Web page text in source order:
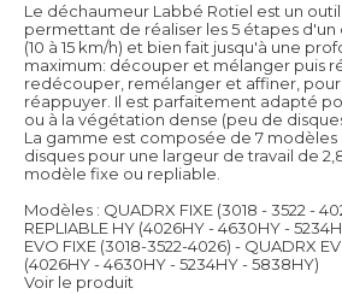
Le déchaumeur Labbé Rotiel est un
permettant de réaliser les 5 étapes
(10 à 15 km/h) et bien fait jusqu'à une
maximum: découper et mélanger puis
redécouper, remélanger et affiner,
réappuyer. Il est parfaitement adapté
ou à la végétation dense (peu de
La gamme est composée de 7 modèles
disques pour une largeur de travail de
modèle fixe ou repliable.
Modèles : QUADRX FIXE (3018 - 3522 -
REPLIABLE HY (4026HY - 4630HY -
EVO FIXE (3018-3522-4026) - QUADRX
(4026HY - 4630HY - 5234HY - 5838HY)
Voir le produit